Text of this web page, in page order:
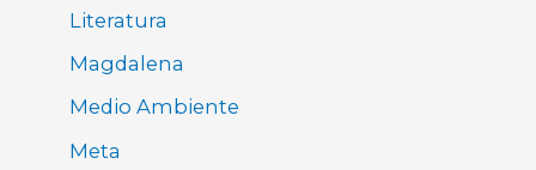
Literatura
Magdalena
Medio Ambiente
Meta